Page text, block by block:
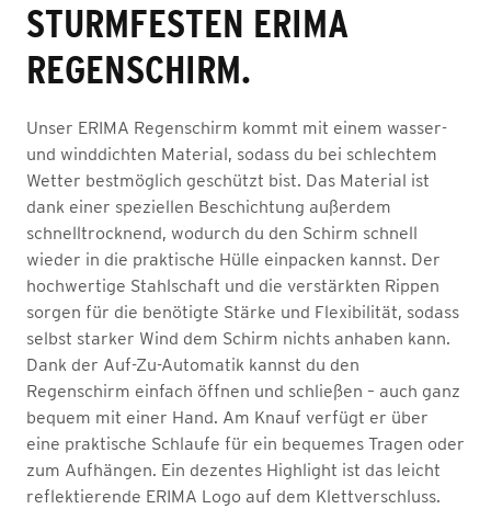
STURMFESTEN ERIMA
REGENSCHIRM.
Unser ERIMA Regenschirm kommt mit einem wasser-
und winddichten Material, sodass du bei schlechtem
Wetter bestmöglich geschützt bist. Das Material ist
dank einer speziellen Beschichtung außerdem
schnelltrocknend, wodurch du den Schirm schnell
wieder in die praktische Hülle einpacken kannst. Der
hochwertige Stahlschaft und die verstärkten Rippen
sorgen für die benötigte Stärke und Flexibilität, sodass
selbst starker Wind dem Schirm nichts anhaben kann.
Dank der Auf-Zu-Automatik kannst du den
Regenschirm einfach öffnen und schließen – auch ganz
bequem mit einer Hand. Am Knauf verfügt er über
eine praktische Schlaufe für ein bequemes Tragen oder
zum Aufhängen. Ein dezentes Highlight ist das leicht
reflektierende ERIMA Logo auf dem Klettverschluss.